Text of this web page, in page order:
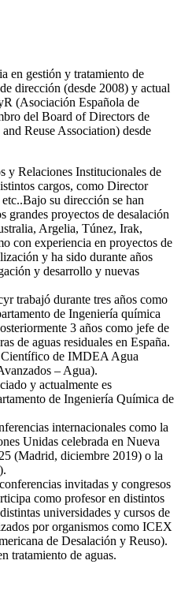
en gestión y tratamiento de
dirección (desde 2008) y actual
(Asociación Española de
del Board of Directors de
Reuse Association) desde
y Relaciones Institucionales de
cargos, como Director
su dirección se han
grandes proyectos de desalación
Argelia, Túnez, Irak,
con experiencia en proyectos de
y ha sido durante años
y desarrollo y nuevas
trabajó durante tres años como
de Ingeniería química
3 años como jefe de
de aguas residuales en España.
de IMDEA Agua
– Agua).
y actualmente es
de Ingeniería Química de
internacionales como la
Unidas celebrada en Nueva
(Madrid, diciembre 2019) o la
invitadas y congresos
como profesor en distintos
universidades y cursos de
por organismos como ICEX
de Desalación y Reuso).
tratamiento de aguas.